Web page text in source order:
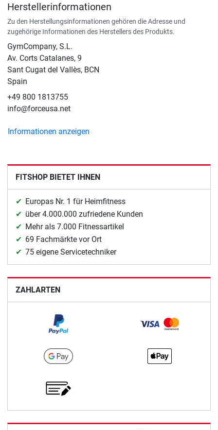
Herstellerinformationen
Zu den Herstellungsinformationen gehören die Adresse und
zugehörige Informationen des Herstellers des Produkts.
GymCompany, S.L.
Av. Corts Catalanes, 9
Sant Cugat del Vallès, BCN
Spain
+49 800 1813755
info@forceusa.net
Informationen anzeigen
FITSHOP BIETET IHNEN
Europas Nr. 1 für Heimfitness
über 4.000.000 zufriedene Kunden
Mehr als 7.000 Fitnessartikel
69 Fachmärkte vor Ort
75 eigene Servicetechniker
ZAHLARTEN